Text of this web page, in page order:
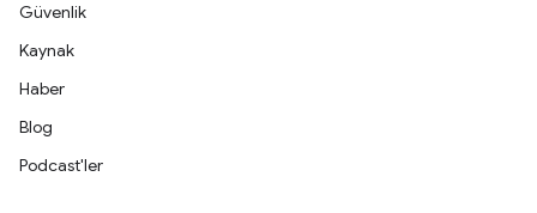
Güvenlik
Kaynak
Haber
Blog
Podcast'ler